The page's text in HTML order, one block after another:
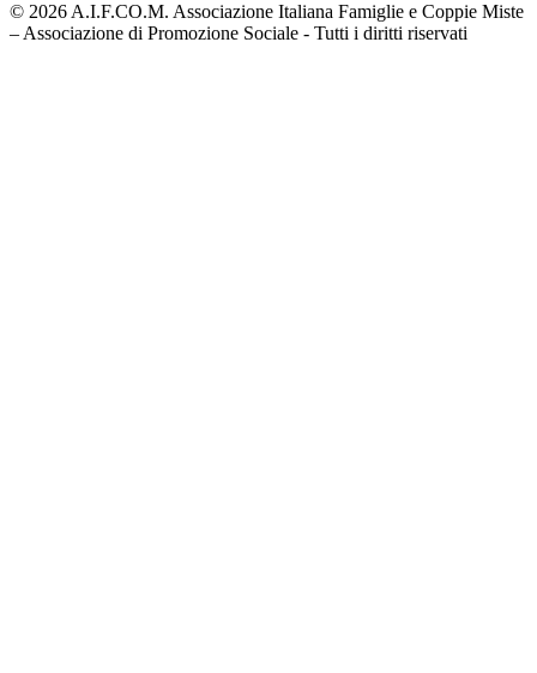
© 2026 A.I.F.CO.M. Associazione Italiana Famiglie e Coppie Miste
– Associazione di Promozione Sociale - Tutti i diritti riservati